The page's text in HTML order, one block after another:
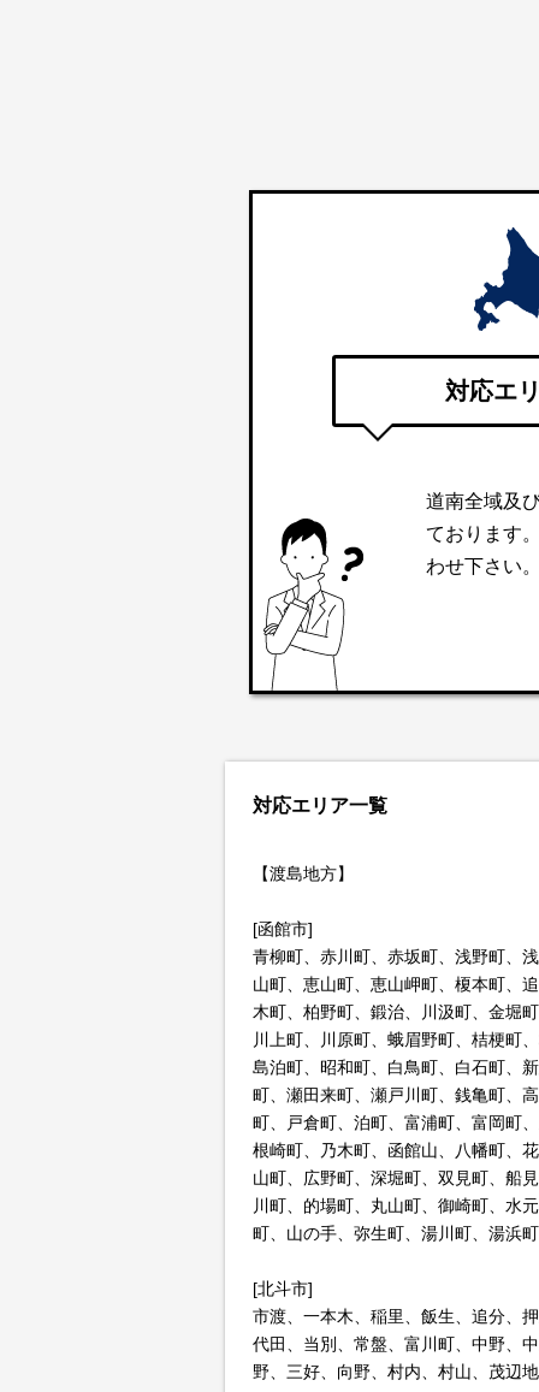
対応エ
道南全域及
ております
わせ下さい。
対応エリア一覧
【渡島地方】
[函館市]
青柳町、赤川町、赤坂町、浅野町、
山町、恵山町、恵山岬町、榎本町、
木町、柏野町、鍛治、川汲町、金堀
川上町、川原町、蛾眉野町、桔梗町
島泊町、昭和町、白鳥町、白石町、
町、瀬田来町、瀬戸川町、銭亀町、
町、戸倉町、泊町、富浦町、富岡町
根崎町、乃木町、函館山、八幡町、
山町、広野町、深堀町、双見町、船
川町、的場町、丸山町、御崎町、水
町、山の手、弥生町、湯川町、湯浜
[北斗市]
市渡、一本木、稲里、飯生、追分、
代田、当別、常盤、富川町、中野、
野、三好、向野、村内、村山、茂辺